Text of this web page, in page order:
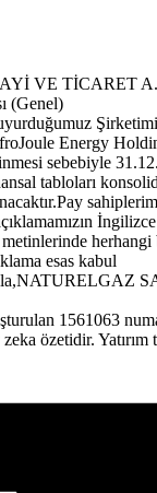
VE TİCARET
(Genel)
Energy
sebebiyle
tabloları
herhangi
esas kabul
1561063
özetidir. Yatırım